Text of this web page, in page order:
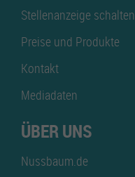
Stellenanzeige schalten
Preise und Produkte
Kontakt
Mediadaten
ÜBER UNS
Nussbaum.de